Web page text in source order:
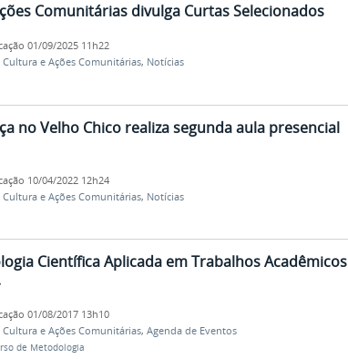
Comunitárias divulga Curtas Selecionados
01/09/2025 11h22
e Ações Comunitárias, Notícias
no Velho Chico realiza segunda aula presencial
10/04/2022 12h24
e Ações Comunitárias, Notícias
Científica Aplicada em Trabalhos Acadêmicos
01/08/2017 13h10
e Ações Comunitárias, Agenda de Eventos
de Metodologia